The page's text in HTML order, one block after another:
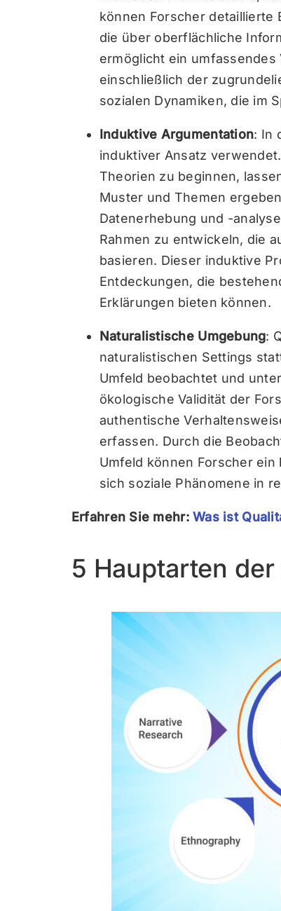
können Forscher detaillierte
die über oberflächliche
ermöglicht ein
einschließlich der
sozialen Dynamiken, die im
Induktive Argumentation: In
induktiver Ansatz
Theorien zu beginnen,
Muster und Themen
Datenerhebung und -
Rahmen zu entwickeln, die
basieren. Dieser induktive
Entdeckungen, die
Erklärungen bieten können.
Naturalistische Umgebung:
naturalistischen Settings
Umfeld beobachtet und
ökologische Validität der
authentische
erfassen. Durch die
Umfeld können Forscher
sich soziale Phänomene in
Erfahren Sie mehr:Was ist
5 Hauptarten